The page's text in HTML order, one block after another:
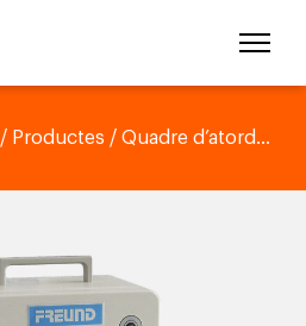
/ Productes / Quadre d’atord...